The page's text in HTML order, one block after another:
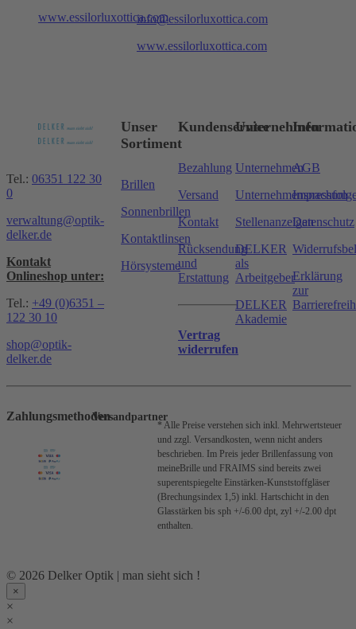
www.essilorluxottica.cominfo@essilorluxottica.com
www.essilorluxottica.com
Tel.: 06351 122 30
0
verwaltung@optik-
delker.de
Kontakt
Onlineshop unter:
Tel.: +49 (0)6351 –
122 30 10
shop@optik-
delker.de
Unser
Sortiment
Brillen
Sonnenbrillen
Kontaktlinsen
Hörsysteme
Kundenservice
Bezahlung
Versand
Kontakt
Rücksendung
und
Erstattung
Vertrag
widerrufen
Unternehmen
Unternehmen
Stellenanzeigen
DELKER
als
Arbeitgeber
DELKER
Akademie
AGB
Impressum
Datenschutz
Erklärung
zur
ZahlungsmethodenVersandpartner
* Alle Preise verstehen sich inkl. Mehrwertsteuer
und zzgl. Versandkosten, wenn nicht anders
beschrieben. Im Preis jeder Brillenfassung von
meineBrille und FRAIMS sind bereits zwei
superentspiegelte Einstärken-Kunststoffgläser
(Brechungsindex 1,5) inkl. Hartschicht in den
Glasstärken bis sph +/-6.00 dpt, zyl +/-2.00 dpt
enthalten.
© 2026 Delker Optik | man sieht sich !
×
×
×